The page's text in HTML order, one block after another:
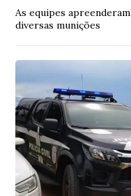
As equipes
diversas munições